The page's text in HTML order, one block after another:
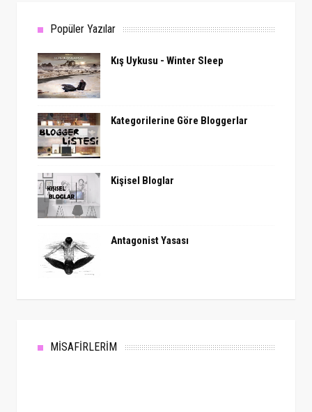
Popüler Yazılar
Kış Uykusu - Winter Sleep
Kategorilerine Göre Bloggerlar
Kişisel Bloglar
Antagonist Yasası
MİSAFİRLERİM